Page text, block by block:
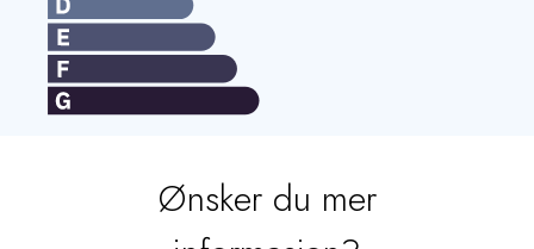
Ønsker du mer